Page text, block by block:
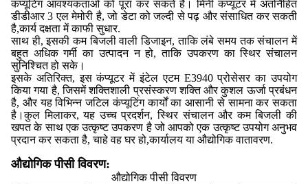
कंप्यूटिंग आवश्यकताओं को पूरा कर सकते हैं। मिनी कंप्यूटर में अंतर्निहित
डीडीआर 3 एल मेमोरी है, जो डेटा को जल्दी से पढ़ और संसाधित कर सकती
है,कार्य दक्षता में काफी सुधार.
साथ ही, इसकी कम बिजली वाली डिजाइन, ताकि लंबे समय तक संचालन में
बहुत अधिक गर्मी का उत्पादन न हो, ताकि उपकरण का स्थिर संचालन
सुनिश्चित हो सके।
इसके अतिरिक्त, इस कंप्यूटर में इंटेल एटम E3940 प्रोसेसर का उपयोग
किया गया है, जिसमें शक्तिशाली प्रसंस्करण शक्ति और कुशल ऊर्जा प्रबंधन
है, और यह विभिन्न जटिल कंप्यूटिंग कार्यों का आसानी से सामना कर सकता
है।कुल मिलाकर, यह उच्च प्रदर्शन, स्थिर संचालन और कम बिजली की
खपत के साथ एक उत्कृष्ट उपकरण है जो आपको एक उत्कृष्ट उपयोग अनुभव
प्रदान कर सकता है, चाहे वह घर हो,कार्यालय या औद्योगिक वातावरण.
औद्योगिक पीसी विवरण:
औद्योगिक पीसी विवरण